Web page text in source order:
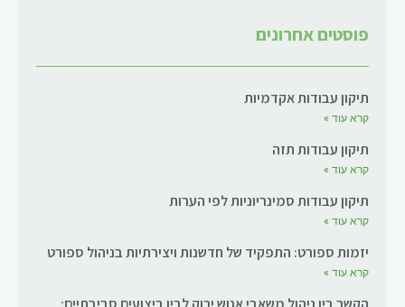
פוסטים אחרונים
תיקון עבודות אקדמיות
קרא עוד »
תיקון עבודות תזה
קרא עוד »
תיקון עבודות סמינריוניות לפי הערות
קרא עוד »
יזמות ספורט: התפקיד של חדשנות ויצירתיות בניהול ספורט
קרא עוד »